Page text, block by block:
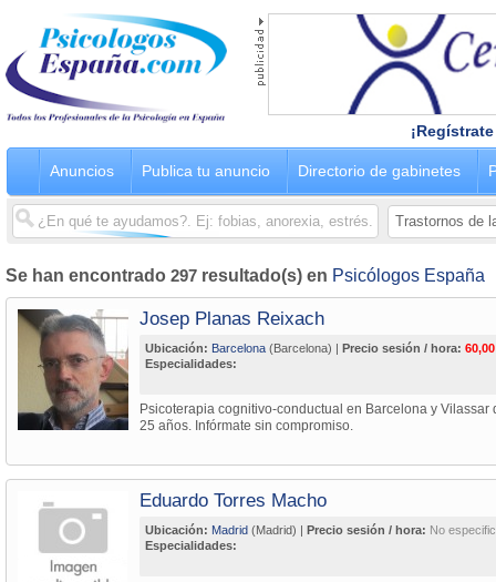
Anuncios Publica tu anuncio Directorio de gabinetes
Se han encontrado 297 resultado(s) en Psicólogos España
Josep Planas Reixach
Ubicación: Barcelona (Barcelona) | Precio sesión / hora:
Especialidades:
Psicoterapia cognitivo-conductual en Barcelona y
25 años. Infórmate sin compromiso.
Eduardo Torres Macho
Ubicación: Madrid (Madrid) | Precio sesión / hora: No
Especialidades: